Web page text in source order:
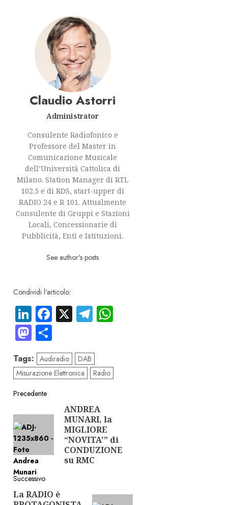
Claudio Astorri
Administrator
Consulente Radiofonico e
Professore del Master in
Comunicazione Musicale
dell’Università Cattolica di
Milano. Station Manager di RTL
102.5 e di RDS, start-upper di
RADIO 24 e R 101. Attualmente
Consulente di Gruppi e Stazioni
Locali, Concessionarie di
Pubblicità, Enti e Istituzioni.
See author's posts
Condividi l'articolo:
LinkedIn
Facebook
X Telegram
Mastodon
Tags: Audiradio
DAB
Misurazione Elettronica
Radio
Navigazione
articolo
Precedente
precedente:
ANDREA
MUNARI, la
MIGLIORE
“NOVITA'” di
CONDUZIONE
su RMC
Successivo
Articolo
La RADIO è